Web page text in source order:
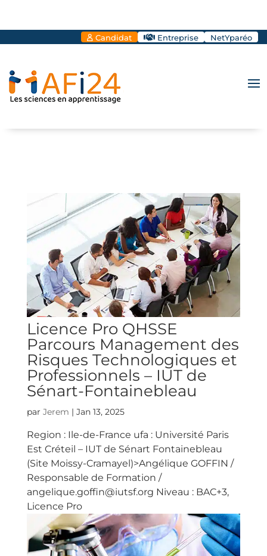
Candidat Entreprise NetYparéo
Licence Pro QHSSE
Parcours Management des
Risques Technologiques et
Professionnels – IUT de
Sénart-Fontainebleau
par Jerem | Jan 13, 2025
Region : Ile-de-France ufa : Université Paris
Est Créteil – IUT de Sénart Fontainebleau
(Site Moissy-Cramayel)>Angélique GOFFIN /
Responsable de Formation /
angelique.goffin@iutsf.org Niveau : BAC+3,
Licence Pro